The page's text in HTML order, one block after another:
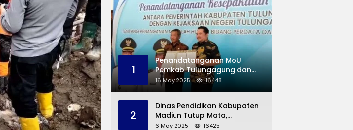
1
Penandatanganan MoU
Pemkab Tulungagung dan
Kejaksaan Negeri
16 May 2025 16448
2
Dinas Pendidikan Kabupaten
Madiun Tutup Mata,
Bangunan SD Roboh Kades
6 May 2025 16425